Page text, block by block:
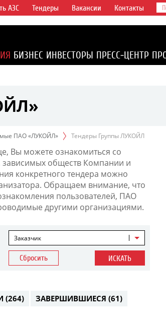
АЗС Тендеры Вакансии Контакты
БИЗНЕС ИНВЕСТОРЫ ПРЕСС-ЦЕНТР
ПАО «ЛУКОЙЛ» Тендеры Группы ЛУКОЙЛ
Вы можете ознакомиться со
обществ Компании и
конкретного тендера можно
Обращаем внимание, что
пользователей, ПАО
другими организациями.
Заказчик
Сбросить ИСКАТЬ
(264) ЗАВЕРШИВШИЕСЯ (61)